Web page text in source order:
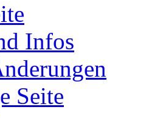
Infos
Seite